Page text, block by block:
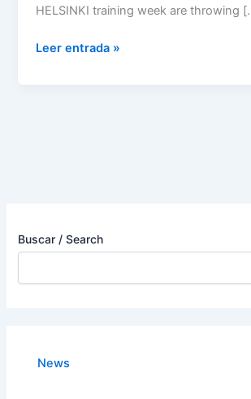
HELSINKI training week are throwing
Leer entrada »
Buscar / Search
News